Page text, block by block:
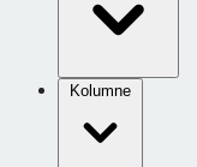
Kolumne